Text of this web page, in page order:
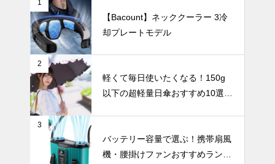
２０２４年の
おすすめ折り
たたみ傘ベス
UV・雨対策
ビジネスやア
ウトドアでも
スマートに紫
1
【Bacount】ネッククーラー 3冷
却プレートモデル
2
軽くて毎日使いたくなる！150g
以下の超軽量日傘おすすめ10選
3
バッテリー容量で選ぶ！携帯扇風
機・腰掛けファンおすすめランキ